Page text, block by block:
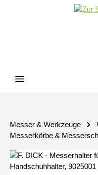
Zum Hauptinhalt springen
Messer & Werkzeuge
Messerkörbe &
Bildergalerie überspringen